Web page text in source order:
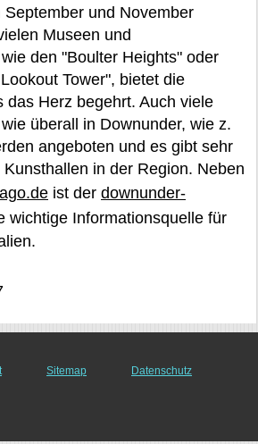
und November
Museen und
den "Boulter Heights" oder
Tower", bietet die
das Herz begehrt. Auch viele
überall in Downunder, wie z.
angeboten und es gibt sehr
in der Region. Neben
ist der downunder-
wichtige Informationsquelle für
Sitemap Datenschutz